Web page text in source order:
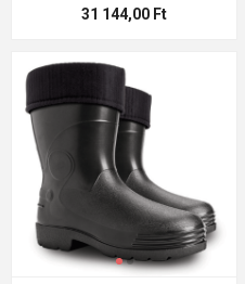
Gyors szállítás és
Válasszon kiváló minőségű
stílusának, igényeinek és
munkacipőt, kényelmes
munkavédelmi
természetjáráshoz,
modellt minden lépéshez.
❓ Gyakran ismételt
31 144,00 Ft